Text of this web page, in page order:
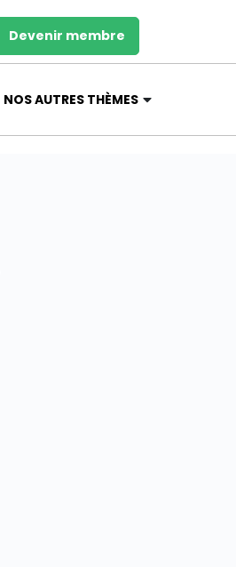
Devenir membre
NOS AUTRES THÈMES